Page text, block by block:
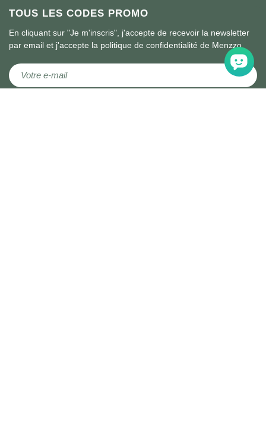
TOUS LES CODES PROMO
En cliquant sur "Je m'inscris", j'accepte de recevoir la newsletter
par email et j'accepte la politique de confidentialité de Menzzo.
Inscription à notre lettre d’information :